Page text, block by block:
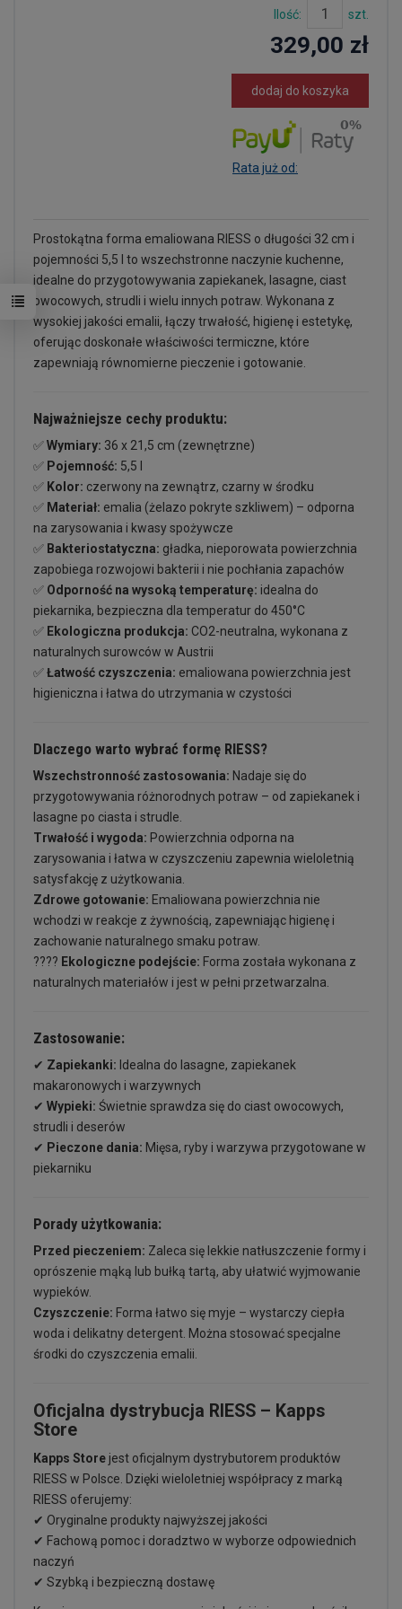
Ilość: szt.
329,00 zł
dodaj do koszyka
Rata już od:
Prostokątna forma emaliowana RIESS o długości 32 cm i
pojemności 5,5 l to wszechstronne naczynie kuchenne,
idealne do przygotowywania zapiekanek, lasagne, ciast
owocowych, strudli i wielu innych potraw. Wykonana z
wysokiej jakości emalii, łączy trwałość, higienę i estetykę,
oferując doskonałe właściwości termiczne, które
zapewniają równomierne pieczenie i gotowanie.
Najważniejsze cechy produktu:
✅Wymiary: 36 x 21,5 cm (zewnętrzne)
✅ Pojemność: 5,5 l
✅ Kolor: czerwony na zewnątrz, czarny w środku
✅ Materiał: emalia (żelazo pokryte szkliwem) – odporna
na zarysowania i kwasy spożywcze
✅ Bakteriostatyczna: gładka, nieporowata powierzchnia
zapobiega rozwojowi bakterii i nie pochłania zapachów
✅ Odporność na wysoką temperaturę: idealna do
piekarnika, bezpieczna dla temperatur do 450°C
✅ Ekologiczna produkcja: CO2-neutralna, wykonana z
naturalnych surowców w Austrii
✅Łatwość czyszczenia: emaliowana powierzchnia jest
higieniczna i łatwa do utrzymania w czystości
Dlaczego warto wybrać formę RIESS?
Wszechstronność zastosowania: Nadaje się do
przygotowywania różnorodnych potraw – od zapiekanek i
lasagne po ciasta i strudle.
Trwałość i wygoda: Powierzchnia odporna na
zarysowania i łatwa w czyszczeniu zapewnia wieloletnią
satysfakcję z użytkowania.
Zdrowe gotowanie: Emaliowana powierzchnia nie
wchodzi w reakcje z żywnością, zapewniając higienę i
zachowanie naturalnego smaku potraw.
???? Ekologiczne podejście: Forma została wykonana z
naturalnych materiałów i jest w pełni przetwarzalna.
Zastosowanie:
✔ Zapiekanki: Idealna do lasagne, zapiekanek
makaronowych i warzywnych
✔ Wypieki: Świetnie sprawdza się do ciast owocowych,
strudli i deserów
✔ Pieczone dania: Mięsa, ryby i warzywa przygotowane w
piekarniku
Porady użytkowania:
Przed pieczeniem: Zaleca się lekkie natłuszczenie formy i
oprószenie mąką lub bułką tartą, aby ułatwić wyjmowanie
wypieków.
Czyszczenie: Forma łatwo się myje – wystarczy ciepła
woda i delikatny detergent. Można stosować specjalne
środki do czyszczenia emalii.
Oficjalna dystrybucja RIESS – Kapps
Store
Kapps Store jest oficjalnym dystrybutorem produktów
RIESS w Polsce. Dzięki wieloletniej współpracy z marką
RIESS oferujemy:
✔ Oryginalne produkty najwyższej jakości
✔ Fachową pomoc i doradztwo w wyborze odpowiednich
naczyń
✔ Szybką i bezpieczną dostawę